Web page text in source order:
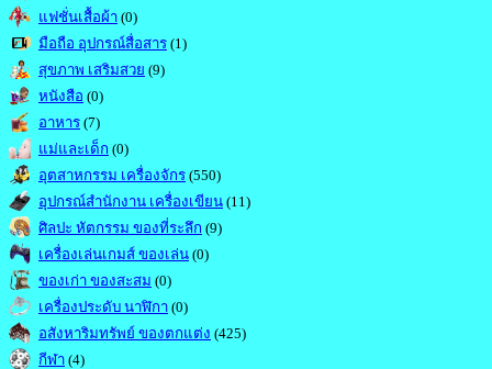
แฟชั่นเสื้อผ้า (0)
มือถือ อุปกรณ์สื่อสาร (1)
สุขภาพ เสริมสวย (9)
หนังสือ (0)
อาหาร (7)
แม่และเด็ก (0)
อุตสาหกรรม เครื่องจักร (550)
อุปกรณ์สำนักงาน เครื่องเขียน (11)
ศิลปะ หัตกรรม ของที่ระลึก (9)
เครื่องเล่นเกมส์ ของเล่น (0)
ของเก่า ของสะสม (0)
เครื่องประดับ นาฬิกา (0)
อสังหาริมทรัพย์ ของตกแต่ง (425)
กีฬา (4)